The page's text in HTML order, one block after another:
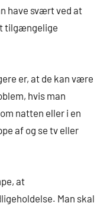
have svært ved at
tilgængelige
er, at de kan være
hvis man
natten eller i en
af og se tv eller
at
Man skal